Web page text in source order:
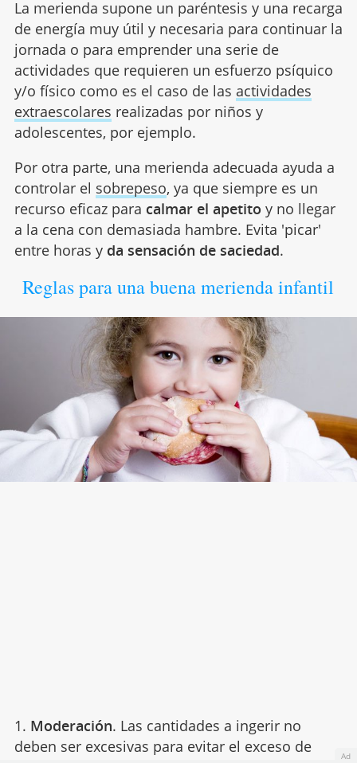
La merienda supone un paréntesis y una recarga
de energía muy útil y necesaria para continuar la
jornada o para emprender una serie de
actividades que requieren un esfuerzo psíquico
y/o físico como es el caso de las actividades
extraescolares realizadas por niños y
adolescentes, por ejemplo.
Por otra parte, una merienda adecuada ayuda a
controlar el sobrepeso, ya que siempre es un
recurso eficaz para calmar el apetito y no llegar
a la cena con demasiada hambre. Evita 'picar'
entre horas y da sensación de saciedad.
Reglas para una buena merienda infantil
1. Moderación. Las cantidades a ingerir no
deben ser excesivas para evitar el exceso de
Ad